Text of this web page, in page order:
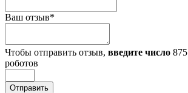
Ваш отзыв*
Чтобы отправить отзыв, введите число 875
роботов
Отправить